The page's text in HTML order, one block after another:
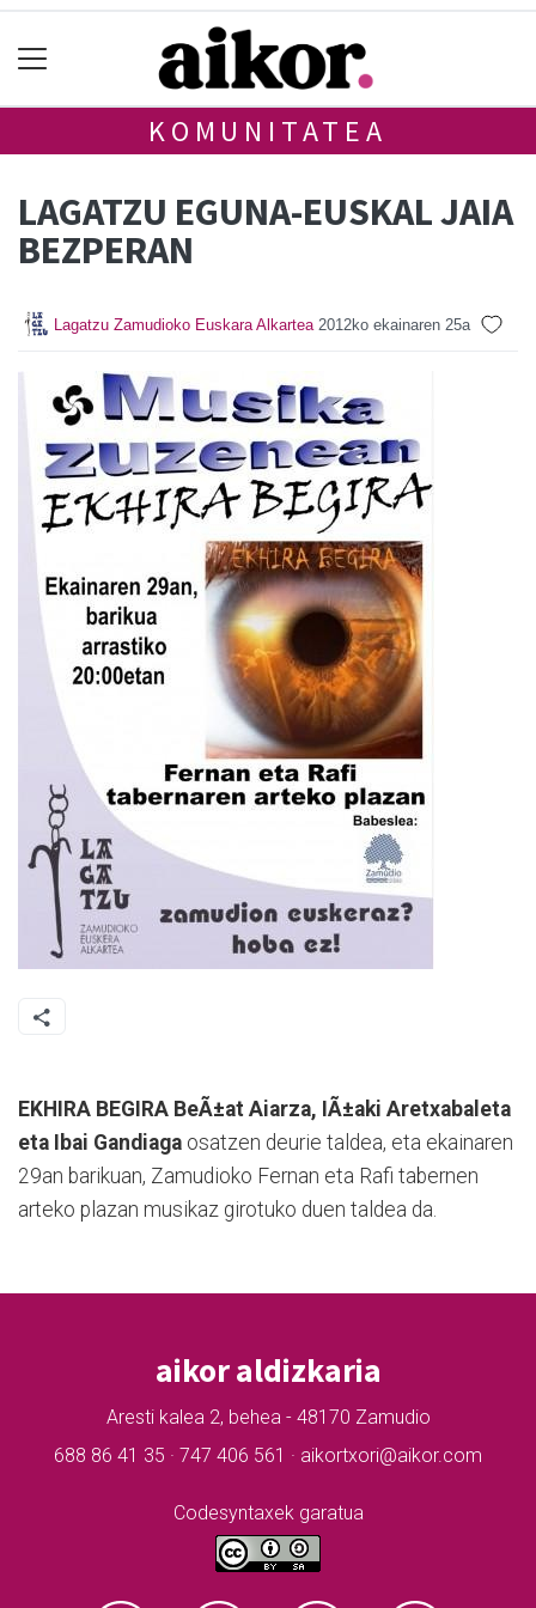
KOMUNITATEA
LAGATZU EGUNA-EUSKAL JAIA
BEZPERAN
Lagatzu Zamudioko Euskara Alkartea 2012ko ekainaren 25a
EKHIRA BEGIRA BeÃ±at Aiarza, IÃ±aki Aretxabaleta
eta Ibai Gandiaga osatzen deurie taldea, eta ekainaren
29an barikuan, Zamudioko Fernan eta Rafi tabernen
arteko plazan musikaz girotuko duen taldea da.
aikor aldizkaria
Aresti kalea 2, behea - 48170 Zamudio
688 86 41 35 · 747 406 561 · aikortxori@aikor.com
Codesyntaxek garatua